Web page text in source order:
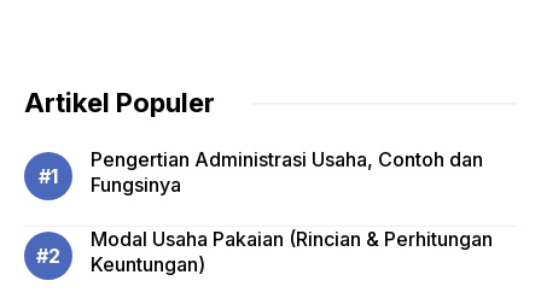
Artikel Populer
Pengertian Administrasi Usaha, Contoh dan
Fungsinya
Modal Usaha Pakaian (Rincian & Perhitungan
Keuntungan)